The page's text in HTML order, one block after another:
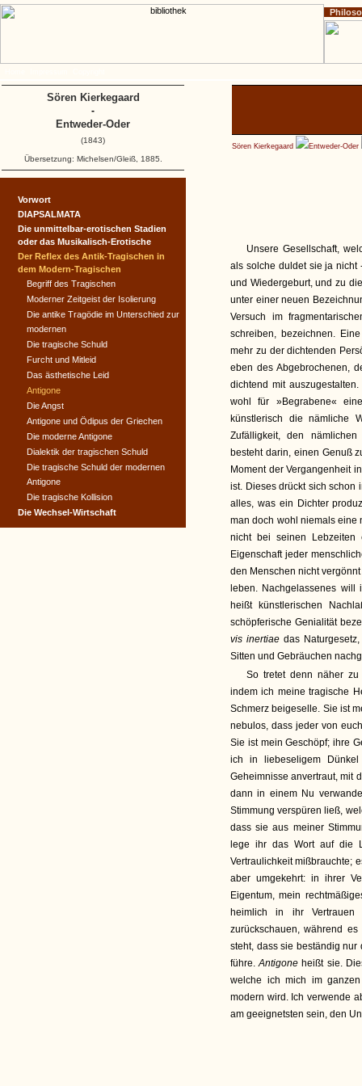
Sören Kierkegaard Entweder-Oder
Unsere Gesellschaft,
als solche duldet sie ja nicht
und Wiedergeburt, und zu
unter einer neuen
Versuch im
schreiben, bezeichnen.
mehr zu der dichtenden
eben des Abgebrochenen,
dichtend mit
wohl für »Begrabene«
künstlerisch die nämliche
Zufälligkeit, den
besteht darin, einen Genuß
Moment der Vergangenheit
ist. Dieses drückt sich schon
alles, was ein Dichter
man doch wohl niemals eine
nicht bei seinen Lebzeiten
Eigenschaft jeder
den Menschen nicht
leben. Nachgelassenes
heißt künstlerischen
schöpferische Genialität
vis inertiae das
Sitten und Gebräuchen
So tretet denn näher
indem ich meine tragische
Schmerz beigeselle. Sie ist
nebulos, dass jeder von
Sie ist mein Geschöpf; ihre
ich in liebeseligem
Geheimnisse anvertraut, mit
dann in einem Nu
Stimmung verspüren ließ,
dass sie aus meiner
lege ihr das Wort auf die
Vertraulichkeit mißbrauchte;
aber umgekehrt: in ihrer
Eigentum, mein
heimlich in ihr Vertrauen
zurückschauen, während
steht, dass sie beständig
führe.Antigone heißt sie.
welche ich mich im
modern wird. Ich verwende
am geeignetsten sein, den
Vorwort
DIAPSALMATA
Die unmittelbar-erotischen Stadien
oder das Musikalisch-Erotische
Der Reflex des Antik-Tragischen in
dem Modern-Tragischen
Begriff des Tragischen
Moderner Zeitgeist der Isolierung
Die antike Tragödie im Unterschied zur
modernen
Die tragische Schuld
Furcht und Mitleid
Das ästhetische Leid
Antigone
Die Angst
Antigone und Ödipus der Griechen
Die moderne Antigone
Dialektik der tragischen Schuld
Die tragische Schuld der modernen
Antigone
Die tragische Kollision
Die Wechsel-Wirtschaft
Sören Kierkegaard
-
Entweder-Oder
(1843)
Übersetzung: Michelsen/Gleiß, 1885.